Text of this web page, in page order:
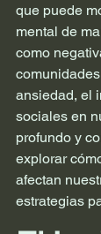
que puede
mental de
como
ansiedad, el
sociales en
profundo y
explorar
afectan
estrategias